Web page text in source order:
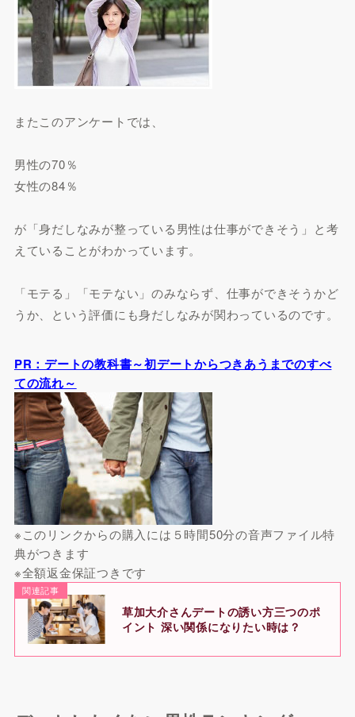
またこのアンケートでは、
男性の70％
女性の84％
が「身だしなみが整っている男性は仕事ができそう」と考
えていることがわかっています。
「モテる」「モテない」のみならず、仕事ができそうかど
うか、という評価にも身だしなみが関わっているのです。
PR：デートの教科書～初デートからつきあうまでのすべ
ての流れ～
※このリンクからの購入には５時間50分の音声ファイル特
典がつきます
※全額返金保証つきです
関連記事
草加大介さんデートの誘い方三つのポ
イント 深い関係になりたい時は？